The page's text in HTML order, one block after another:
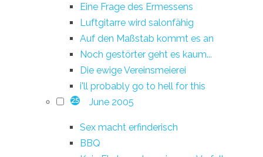
Eine Frage des Ermessens
Luftgitarre wird salonfähig
Auf den Maßstab kommt es an
Noch gestörter geht es kaum...
Die ewige Vereinsmeierei
i'll probably go to hell for this
25 June 2005
Sex macht erfinderisch
BBQ